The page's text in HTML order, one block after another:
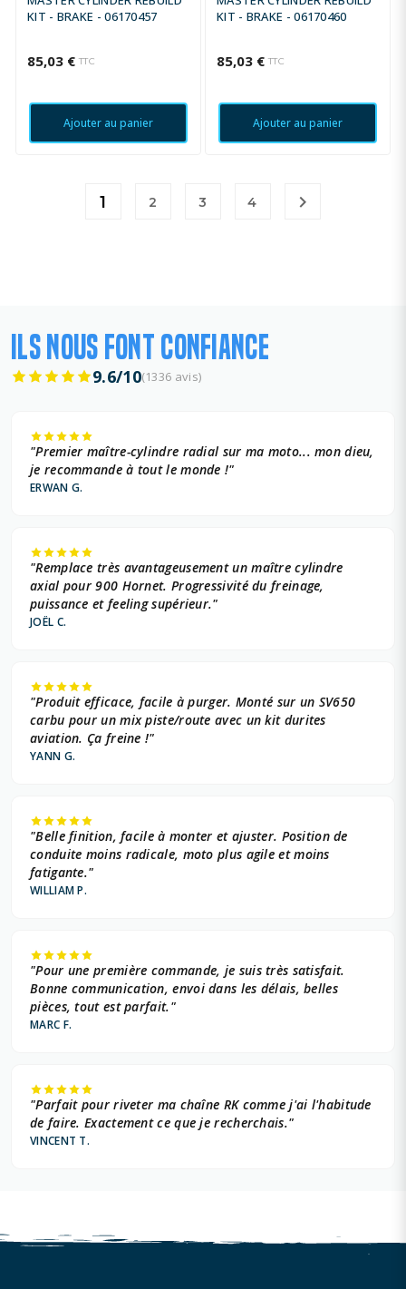
KIT - BRAKE - 06170457
85,03 € TTC
Ajouter au panier
KIT - BRAKE - 06170460
85,03 € TTC
Ajouter au panier
1 2 3 4 
ILS NOUS FONT CONFIANCE
9.6/10(1336 avis)
"Premier maître-cylindre radial sur ma moto... mon dieu,
je recommande à tout le monde !"
ERWAN G.
"Remplace très avantageusement un maître cylindre
axial pour 900 Hornet. Progressivité du freinage,
puissance et feeling supérieur."
JOËL C.
"Produit efficace, facile à purger. Monté sur un SV650
carbu pour un mix piste/route avec un kit durites
aviation. Ça freine !"
YANN G.
"Belle finition, facile à monter et ajuster. Position de
conduite moins radicale, moto plus agile et moins
fatigante."
WILLIAM P.
"Pour une première commande, je suis très satisfait.
Bonne communication, envoi dans les délais, belles
pièces, tout est parfait."
MARC F.
"Parfait pour riveter ma chaîne RK comme j'ai l'habitude
de faire. Exactement ce que je recherchais."
VINCENT T.